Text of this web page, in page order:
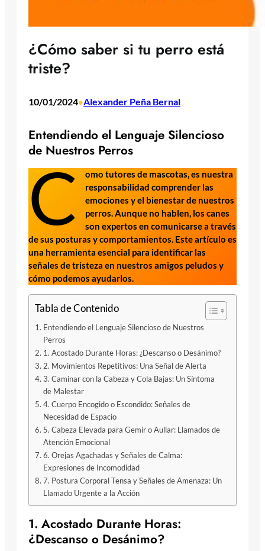
¿Cómo saber si tu perro está
triste?
10/01/2024•Alexander Peña Bernal
Entendiendo el Lenguaje Silencioso
de Nuestros Perros
C
omo tutores de mascotas, es nuestra
responsabilidad comprender las
emociones y el bienestar de nuestros
perros. Aunque no hablen, los canes
son expertos en comunicarse a través
de sus posturas y comportamientos. Este artículo es
una herramienta esencial para identificar las
señales de tristeza en nuestros amigos peludos y
cómo podemos ayudarlos.
Tabla de Contenido
Entendiendo el Lenguaje Silencioso de Nuestros
Perros
1. Acostado Durante Horas: ¿Descanso o Desánimo?
2. Movimientos Repetitivos: Una Señal de Alerta
3. Caminar con la Cabeza y Cola Bajas: Un Síntoma
de Malestar
4. Cuerpo Encogido o Escondido: Señales de
Necesidad de Espacio
5. Cabeza Elevada para Gemir o Aullar: Llamados de
Atención Emocional
6. Orejas Agachadas y Señales de Calma:
Expresiones de Incomodidad
7. Postura Corporal Tensa y Señales de Amenaza: Un
Llamado Urgente a la Acción
1. Acostado Durante Horas:
¿Descanso o Desánimo?